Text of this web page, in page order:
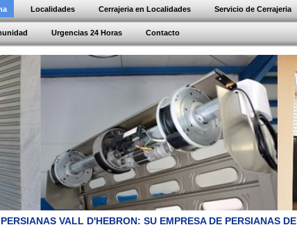
Localidades Cerrajeria en Localidades Servicio de Cerrajeria
Urgencias 24 Horas Contacto
PERSIANAS VALL D'HEBRON: SU EMPRESA DE PERSIANAS DE